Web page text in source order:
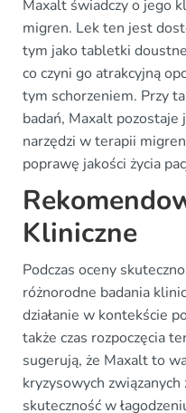
Maxalt świadczy o jego
migren. Lek ten jest
tym jako tabletki
co czyni go atrakcyjną
tym schorzeniem. Przy
badań, Maxalt
narzędzi w terapii
poprawę jakości życia
Kliniczne
Podczas oceny
różnorodne badania
działanie w kontekście
także czas rozpoczęcia
sugerują, że Maxalt to
kryzysowych
skuteczność w